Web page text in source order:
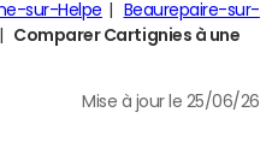
sur-Helpe
Beaurepaire-sur-
Comparer Cartignies à une
Mise à jour le 25/06/26